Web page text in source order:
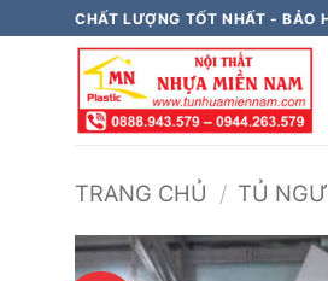
qua
CHẤT LƯỢNG TỐT NHẤT - BẢO
TRANG CHỦ / TỦ